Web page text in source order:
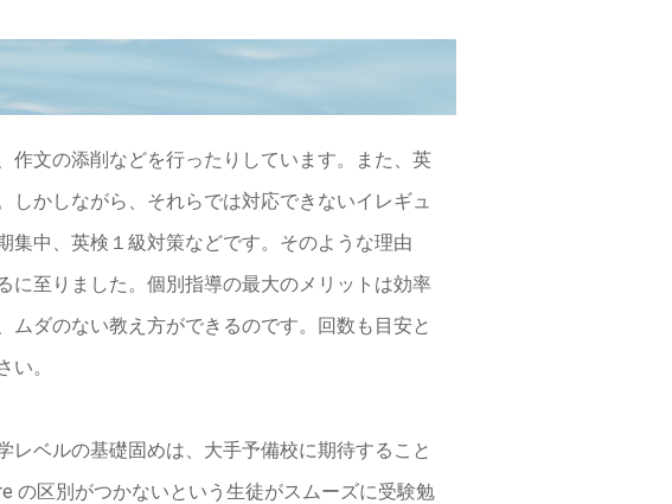
作文の添削などを行ったりしています。また、英
かしながら、それらでは対応できないイレギュ
集中、英検１級対策などです。そのような理由
に至りました。個別指導の最大のメリットは効率
ダのない教え方ができるのです。回数も目安と
。
ベルの基礎固めは、大手予備校に期待すること
の区別がつかないという生徒がスムーズに受験勉